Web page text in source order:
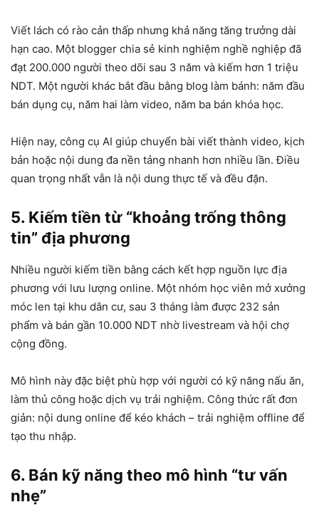
Viết lách có rào cản thấp nhưng khả năng tăng trưởng dài
hạn cao. Một blogger chia sẻ kinh nghiệm nghề nghiệp đã
đạt 200.000 người theo dõi sau 3 năm và kiếm hơn 1 triệu
NDT. Một người khác bắt đầu bằng blog làm bánh: năm đầu
bán dụng cụ, năm hai làm video, năm ba bán khóa học.
Hiện nay, công cụ AI giúp chuyển bài viết thành video, kịch
bản hoặc nội dung đa nền tảng nhanh hơn nhiều lần. Điều
quan trọng nhất vẫn là nội dung thực tế và đều đặn.
5. Kiếm tiền từ “khoảng trống thông
tin” địa phương
Nhiều người kiếm tiền bằng cách kết hợp nguồn lực địa
phương với lưu lượng online. Một nhóm học viên mở xưởng
móc len tại khu dân cư, sau 3 tháng làm được 232 sản
phẩm và bán gần 10.000 NDT nhờ livestream và hội chợ
cộng đồng.
Mô hình này đặc biệt phù hợp với người có kỹ năng nấu ăn,
làm thủ công hoặc dịch vụ trải nghiệm. Công thức rất đơn
giản: nội dung online để kéo khách – trải nghiệm offline để
tạo thu nhập.
6. Bán kỹ năng theo mô hình “tư vấn
nhẹ”